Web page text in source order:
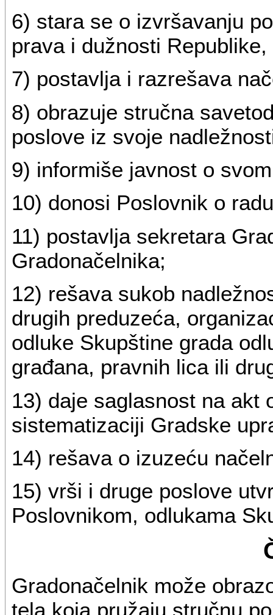
6) stara se o izvršavanju
prava i dužnosti
7) postavlja i razrešava
8) obrazuje stručna
poslove iz svoje
9) informiše javnost o
10) donosi Poslovnik o
11) postavlja sekretara
Gradonačelnika;
12) rešava sukob
drugih preduzeća,
odluke Skupštine grada
građana, pravnih lica ili
13) daje saglasnost na akt
sistematizaciji Gradske
14) rešava o izuzeću
15) vrši i druge poslove
Poslovnikom, odlukama
Gradonačelnik može
tela koja pružaju stručnu